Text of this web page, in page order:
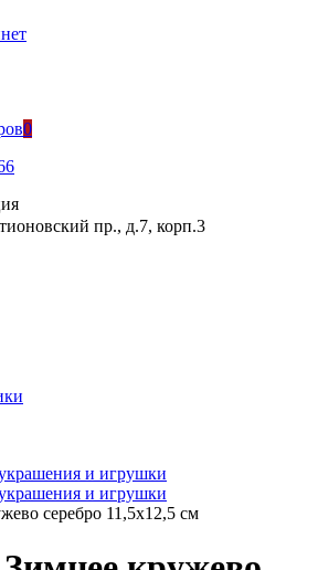
0
пр., д.7, корп.3
и игрушки
и игрушки
серебро 11,5х12,5 см